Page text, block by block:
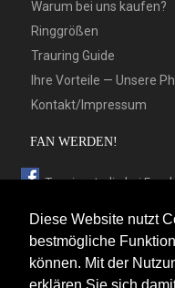
Diese Website nutzt
bestmögliche
können. Mit der
Warum bei uns kaufen?
Ringgrößen
Trauring Guide
Ihre Vorteile — Unsere
Kontakt/Impressum
FAN WERDEN!
Trauringstudio bei
Trauringstudio bei
Trauringstudio bei